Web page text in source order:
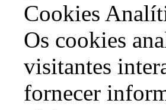
Cookies
Os cookies
visitantes
fornecer